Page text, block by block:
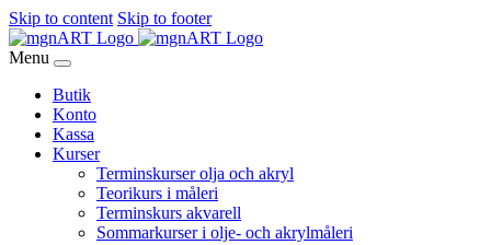
Skip to content Skip to footer
Menu
Butik
Konto
Kassa
Kurser
Terminskurser olja och akryl
Teorikurs i måleri
Terminskurs akvarell
Sommarkurser i olje- och akrylmåleri